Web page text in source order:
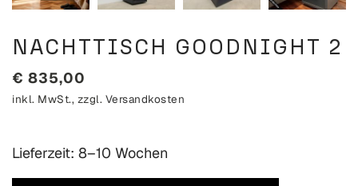
NACHTTISCH GOODNIGHT 2
€ 835,00
inkl. MwSt., zzgl. Versandkosten
Lieferzeit: 8–10 Wochen